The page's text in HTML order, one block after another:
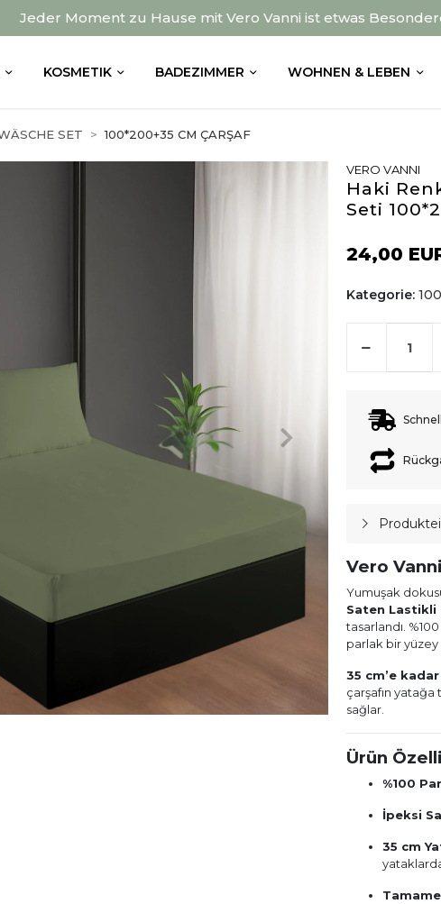
Jeder Moment zu Hause mit Vero Vanni ist etwas
KOSMETIK BADEZIMMER WOHNEN & LEBEN
SET 100*200+35 CM ÇARŞAF
VERO VANNI
Haki
Seti
24,00
Kategorie:
Vero
Yumuşak
Saten Lastikli
tasarlandı.
parlak bir yüzey
35 cm’e
çarşafın yatağa
sağlar.
Ürün
%100
İpeksi
35 cm